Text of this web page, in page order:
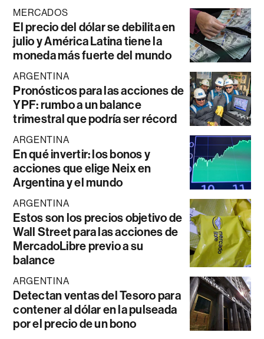
MERCADOS
El precio del dólar se debilita en
julio y América Latina tiene la
moneda más fuerte del mundo
ARGENTINA
Pronósticos para las acciones de
YPF: rumbo a un balance
trimestral que podría ser récord
ARGENTINA
En qué invertir: los bonos y
acciones que elige Neix en
Argentina y el mundo
ARGENTINA
Estos son los precios objetivo de
Wall Street para las acciones de
MercadoLibre previo a su
balance
ARGENTINA
Detectan ventas del Tesoro para
contener al dólar en la pulseada
por el precio de un bono